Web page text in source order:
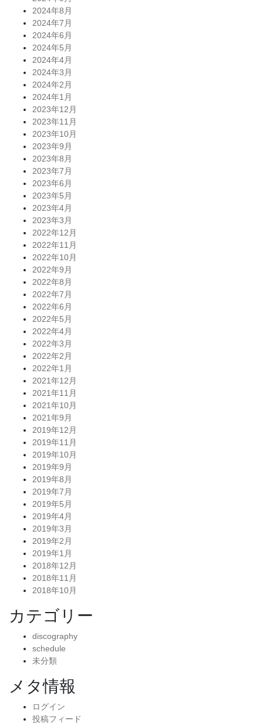
2024年8月
2024年7月
2024年6月
2024年5月
2024年4月
2024年3月
2024年2月
2024年1月
2023年12月
2023年11月
2023年10月
2023年9月
2023年8月
2023年7月
2023年6月
2023年5月
2023年4月
2023年3月
2022年12月
2022年11月
2022年10月
2022年9月
2022年8月
2022年7月
2022年6月
2022年5月
2022年4月
2022年3月
2022年2月
2022年1月
2021年12月
2021年11月
2021年10月
2021年9月
2019年12月
2019年11月
2019年10月
2019年9月
2019年8月
2019年7月
2019年5月
2019年4月
2019年3月
2019年2月
2019年1月
2018年12月
2018年11月
2018年10月
カテゴリー
discography
schedule
未分類
メタ情報
ログイン
投稿フィード